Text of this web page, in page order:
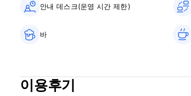
안내 데스크(운영 시간 제한)
바
이용후기